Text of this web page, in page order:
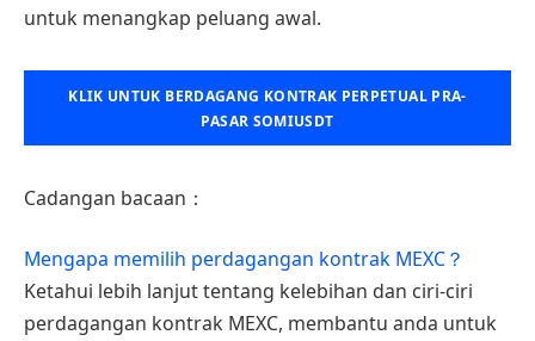
untuk menangkap peluang awal.
KLIK UNTUK BERDAGANG KONTRAK PERPETUAL PRA-
PASAR SOMIUSDT
Cadangan bacaan：
Mengapa memilih perdagangan kontrak MEXC？
Ketahui lebih lanjut tentang kelebihan dan ciri-ciri
perdagangan kontrak MEXC, membantu anda untuk